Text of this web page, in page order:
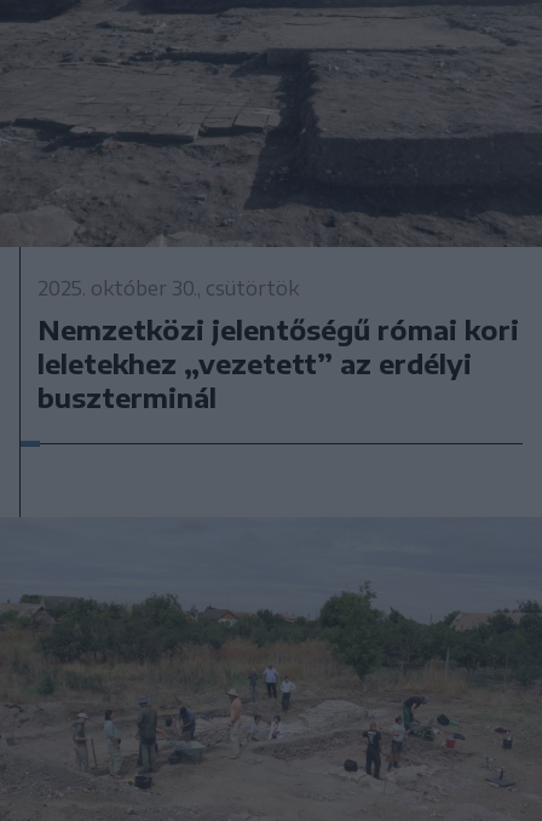
2025. október 30., csütörtök
Nemzetközi jelentőségű római kori
leletekhez „vezetett” az erdélyi
buszterminál